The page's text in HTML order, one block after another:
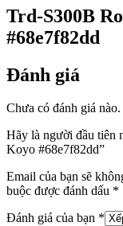
Trd-S300B
#68e7f82dd
Đánh giá
Chưa có đánh giá nào.
Hãy là người đầu tiên
Koyo #68e7f82dd”
Email của bạn sẽ
buộc được đánh dấu *
Đánh giá của bạn *